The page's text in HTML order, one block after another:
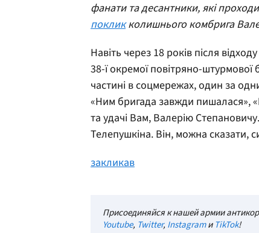
фанати та десантники, які
покликколишнього комбрига
Навіть через 18 років після
38-ї окремої повітряно-штурмової
частині в соцмережах, один за
«Ним бригада завжди пишалася»,
та удачі Вам, Валерію
Телепушкіна. Він, можна сказати,
закликав
Присоединяйся к нашей армии
Youtube, Twitter, InstagramиTikTok!